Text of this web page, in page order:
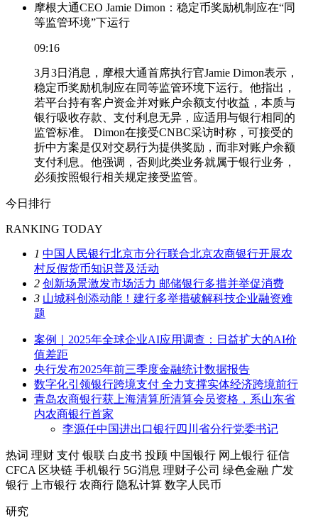
摩根大通CEO Jamie Dimon：稳定币奖励机制应在“同
等监管环境”下运行
09:16
3月3日消息，摩根大通首席执行官Jamie Dimon表示，
稳定币奖励机制应在同等监管环境下运行。他指出，
若平台持有客户资金并对账户余额支付收益，本质与
银行吸收存款、支付利息无异，应适用与银行相同的
监管标准。 Dimon在接受CNBC采访时称，可接受的
折中方案是仅对交易行为提供奖励，而非对账户余额
支付利息。他强调，否则此类业务就属于银行业务，
必须按照银行相关规定接受监管。
今日排行
RANKING TODAY
1 中国人民银行北京市分行联合北京农商银行开展农
村反假货币知识普及活动
2 创新场景激发市场活力 邮储银行多措并举促消费
3 山城科创添动能！建行多举措破解科技企业融资难
题
案例｜2025年全球企业AI应用调查：日益扩大的AI价
值差距
央行发布2025年前三季度金融统计数据报告
数字化引领银行跨境支付 全力支撑实体经济跨境前行
青岛农商银行获上海清算所清算会员资格，系山东省
内农商银行首家
李源任中国进出口银行四川省分行党委书记
热词 理财 支付 银联 白皮书 投顾 中国银行 网上银行 征信
CFCA 区块链 手机银行 5G消息 理财子公司 绿色金融 广发
银行
上市银行 农商行 隐私计算 数字人民币
研究